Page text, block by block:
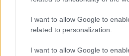
I want to allow Google to
related to personalization.
I want to allow Google to